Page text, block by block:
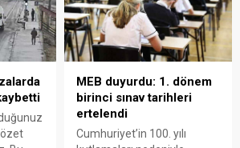
özet
MEB duyurdu: 1. dönem
birinci sınav tarihleri
ertelendi
Cumhuriyet’in 100. yılı